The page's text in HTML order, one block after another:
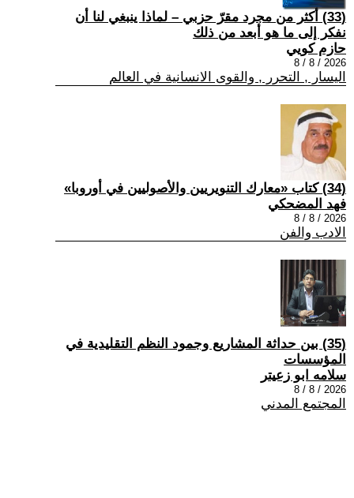
(33) أكثر من مجرد مقرّ حزبي – لماذا ينبغي لنا أن
نفكر إلى ما هو أبعد من ذلك
حازم كويي
2026 / 8 / 8
اليسار , التحرر , والقوى الانسانية في العالم
(34) كتاب «معارك التنويريين والأصوليين في أوروبا»
فهد المضحكي
2026 / 8 / 8
الادب والفن
(35) بين حداثة المشاريع وجمود النظم التقليدية في
المؤسسات
سلامه ابو زعيتر
2026 / 8 / 8
المجتمع المدني